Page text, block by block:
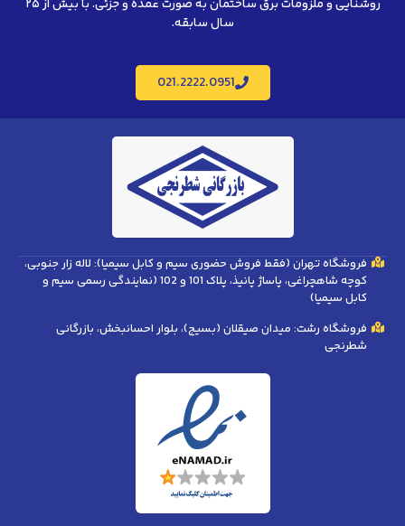
روشنایی و ملزومات برق ساختمان به صورت عمده و جزئی. با بیش از ۲۵
سال سابقه.
021.2222.0951
فروشگاه تهران (فقط فروش حضوری سیم و کابل سیمیا): لاله زار جنوبی،
کوچه شاهچراغی، پاساژ پانیذ، پلاک 101 و 102 (نمایندگی رسمی سیم و
کابل سیمیا)
فروشگاه رشت: میدان صیقلان (بسیج)، بلوار احسانبخش، بازرگانی
شطرنجی